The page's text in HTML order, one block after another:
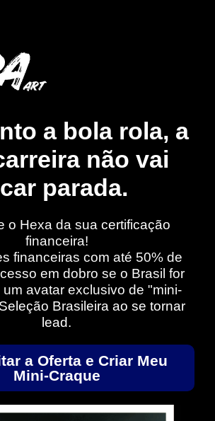
a bola rola, a
não vai
parada.
o Hexa da sua certificação
financeira!
financeiras com até 50% de
em dobro se o Brasil for
avatar exclusivo de "mini-
Brasileira ao se tornar
lead.
a Oferta e Criar Meu
Mini-Craque